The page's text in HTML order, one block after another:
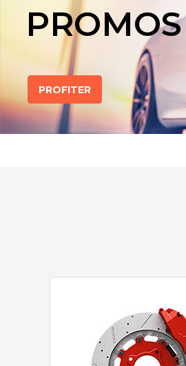
PROMOS
PROFITER